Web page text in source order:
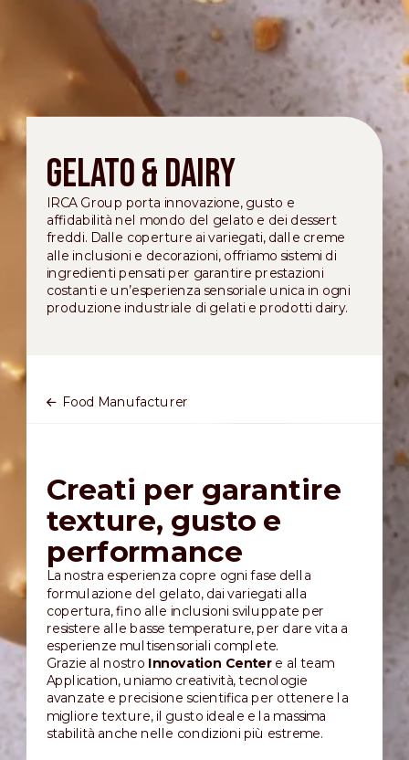
Gelato & Dairy
IRCA Group porta innovazione, gusto e
affidabilità nel mondo del gelato e dei dessert
freddi. Dalle coperture ai variegati, dalle creme
alle inclusioni e decorazioni, offriamo sistemi di
ingredienti pensati per garantire prestazioni
costanti e un’esperienza sensoriale unica in ogni
produzione industriale di gelati e prodotti dairy.
Food Manufacturer
Creati per garantire
texture, gusto e
performance
La nostra esperienza copre ogni fase della
formulazione del gelato, dai variegati alla
copertura, fino alle inclusioni sviluppate per
resistere alle basse temperature, per dare vita a
esperienze multisensoriali complete.
Grazie al nostro Innovation Center e al team
Application, uniamo creatività, tecnologie
avanzate e precisione scientifica per ottenere la
migliore texture, il gusto ideale e la massima
stabilità anche nelle condizioni più estreme.